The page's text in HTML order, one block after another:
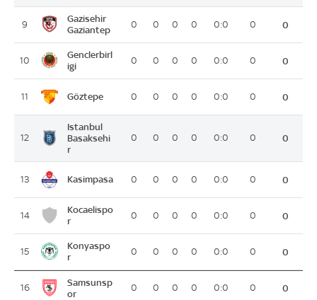
9
Gazisehir
Gaziantep
0 0 0 0 0:0 0 0
10
Genclerbirl
igi
0 0 0 0 0:0 0 0
11 Göztepe 0 0 0 0 0:0 0 0
12
Istanbul
Basaksehi
r
0 0 0 0 0:0 0 0
13 Kasimpasa 0 0 0 0 0:0 0 0
14
Kocaelispo
r
0 0 0 0 0:0 0 0
15
Konyaspo
r
0 0 0 0 0:0 0 0
16
Samsunsp
or
0 0 0 0 0:0 0 0